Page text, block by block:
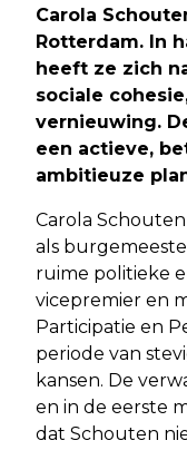
Carola
Rotterdam. In
heeft ze zich
sociale
vernieuwing.
een actieve,
ambitieuze
Carola
als
ruime politieke
vicepremier en
Participatie en
periode van
kansen. De
en in de eerste
dat Schouten